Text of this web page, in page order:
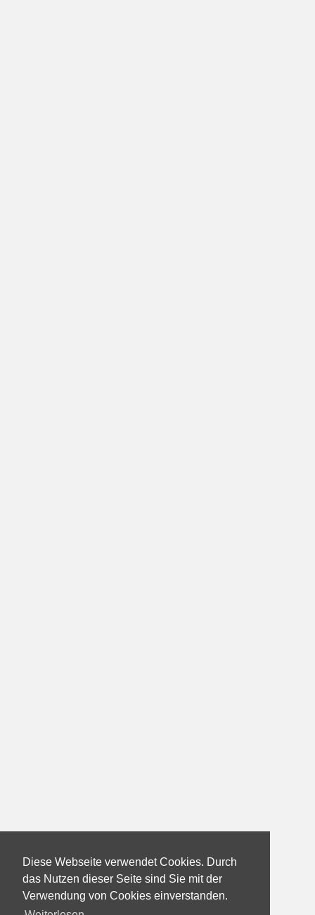
Diese Webseite verwendet Cookies. Durch
das Nutzen dieser Seite sind Sie mit der
Verwendung von Cookies einverstanden.